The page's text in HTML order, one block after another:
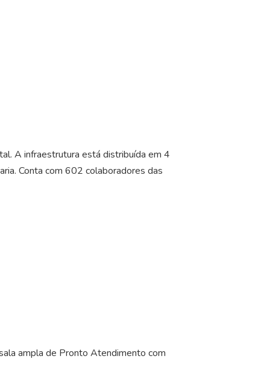
A infraestrutura está distribuída em 4
Conta com 602 colaboradores das
ampla de Pronto Atendimento com